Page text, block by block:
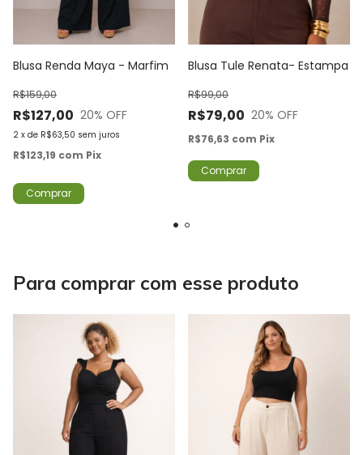
Blusa Renda Maya - Marfim
R$127,00
R$159,00
20% OFF
2 x de R$63,50 sem juros
R$123,19 com Pix
Comprar
Blusa Tule Renata- Estampa
R$79,00
R$99,00
20% OFF
R$76,63 com Pix
Comprar
Para comprar com esse produto